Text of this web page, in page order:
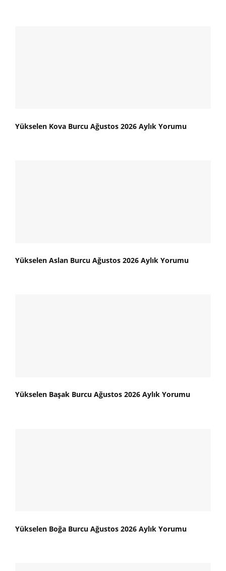
Yükselen Kova Burcu Ağustos 2026 Aylık Yorumu
Yükselen Aslan Burcu Ağustos 2026 Aylık Yorumu
Yükselen Başak Burcu Ağustos 2026 Aylık Yorumu
Yükselen Boğa Burcu Ağustos 2026 Aylık Yorumu